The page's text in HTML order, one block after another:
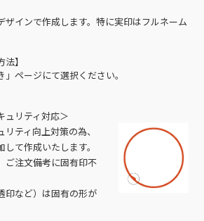
ザインで作成します。特に実印はフルネーム
】
ページにて選択ください。
ュリティ対応＞
ティ向上対策の為、
て作成いたします。
ご注文備考に固有印不
印など）は固有の形が